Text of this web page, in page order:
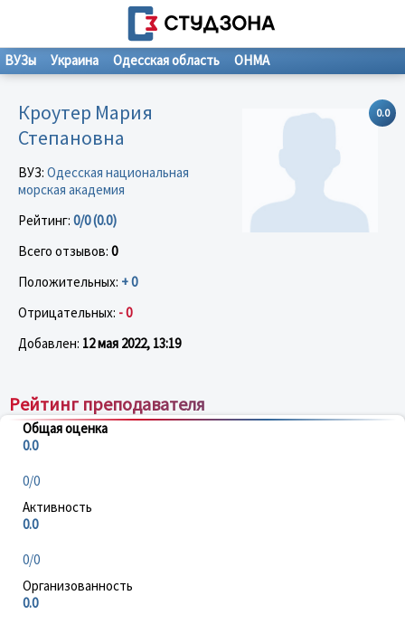
ВУЗы Украина Одесская область ОНМА
0.0
Кроутер Мария
Степановна
ВУЗ: Одесская национальная
морская академия
Рейтинг: 0/0 (0.0)
Всего отзывов: 0
Положительных: + 0
Отрицательных: - 0
Добавлен: 12 мая 2022, 13:19
Рейтинг преподавателя
Общая оценка
0.0
0/0
Активность
0.0
0/0
Организованность
0.0